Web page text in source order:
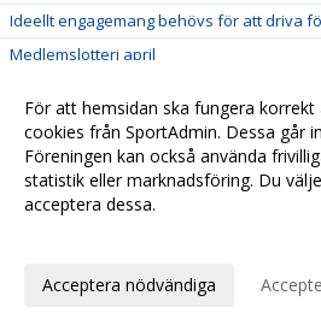
Ideellt engagemang behövs för att driva
Medlemslotteri april
Hans Edström och Michael Ericsson klar
Viktor Borg nu redo !
Play for charity (PFC)
SSL målvakten Simon Bergström klar för H/
Kansliet stängt 13/4-18/4
För att hemsidan ska fungera korrekt
cookies från SportAdmin. Dessa går
Föreningen kan också använda
statistik eller marknadsföring. Du
acceptera dessa.
Acceptera nödvändiga